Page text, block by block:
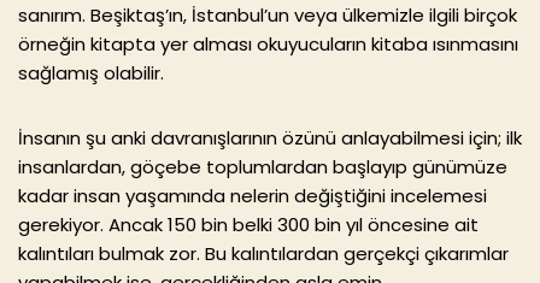
sanırım. Beşiktaş’ın, İstanbul’un veya ülkemizle ilgili birçok
örneğin kitapta yer alması okuyucuların kitaba ısınmasını
sağlamış olabilir.
İnsanın şu anki davranışlarının özünü anlayabilmesi için; ilk
insanlardan, göçebe toplumlardan başlayıp günümüze
kadar insan yaşamında nelerin değiştiğini incelemesi
gerekiyor. Ancak 150 bin belki 300 bin yıl öncesine ait
kalıntıları bulmak zor. Bu kalıntılardan gerçekçi çıkarımlar